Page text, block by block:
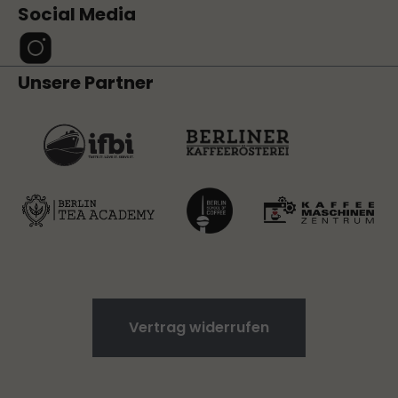
Social Media
Unsere Partner
Vertrag widerrufen